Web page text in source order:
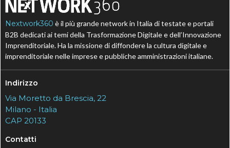
Nextwork360 è il più grande network in Italia di testate e portali
B2B dedicati ai temi della Trasformazione Digitale e dell’Innovazione
Imprenditoriale. Ha la missione di diffondere la cultura digitale e
imprenditoriale nelle imprese e pubbliche amministrazioni italiane.
Indirizzo
Via Moretto da Brescia, 22
Milano - Italia
CAP 20133
Contatti